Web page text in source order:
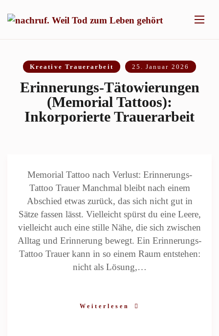
Kreative Trauerarbeit 25. Januar 2026
Erinnerungs-Tätowierungen
(Memorial Tattoos):
Inkorporierte Trauerarbeit
Memorial Tattoo nach Verlust: Erinnerungs-
Tattoo Trauer Manchmal bleibt nach einem
Abschied etwas zurück, das sich nicht gut in
Sätze fassen lässt. Vielleicht spürst du eine Leere,
vielleicht auch eine stille Nähe, die sich zwischen
Alltag und Erinnerung bewegt. Ein Erinnerungs-
Tattoo Trauer kann in so einem Raum entstehen:
nicht als Lösung,…
Weiterlesen